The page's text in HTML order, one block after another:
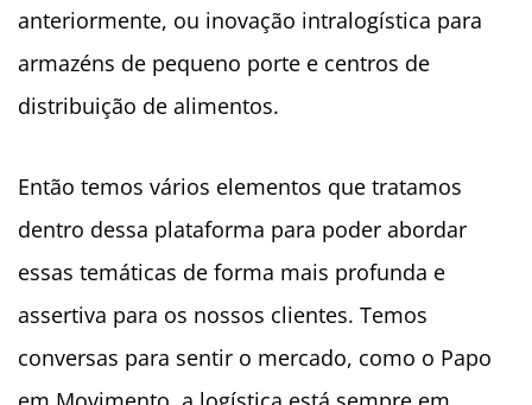
anteriormente, ou inovação intralogística para
armazéns de pequeno porte e centros de
distribuição de alimentos.
Então temos vários elementos que tratamos
dentro dessa plataforma para poder abordar
essas temáticas de forma mais profunda e
assertiva para os nossos clientes. Temos
conversas para sentir o mercado, como o Papo